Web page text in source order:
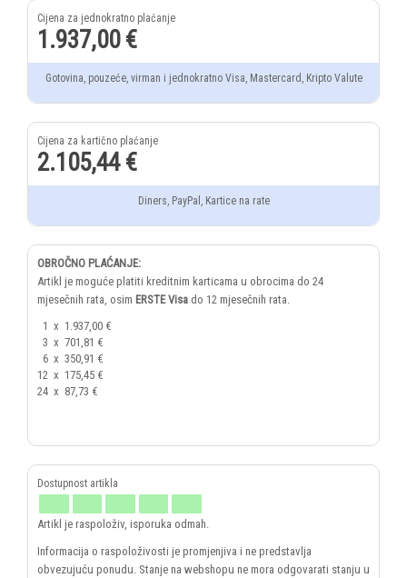
1.937,00 €
Gotovina, pouzeće, virman i jednokratno Visa, Mastercard, Kripto Valute
2.105,44 €
Diners, PayPal, Kartice na rate
OBROČNO PLAĆANJE:
Artikl je moguće platiti kreditnim karticama u obrocima do 24
mjesečnih rata, osim ERSTE Visa do 12 mjesečnih rata.
1 x 1.937,00 €
3 x 701,81 €
6 x 350,91 €
12 x 175,45 €
24 x 87,73 €
Artikl je raspoloživ, isporuka odmah.
Informacija o raspoloživosti je promjenjiva i ne predstavlja
obvezujuću ponudu. Stanje na webshopu ne mora odgovarati stanju u